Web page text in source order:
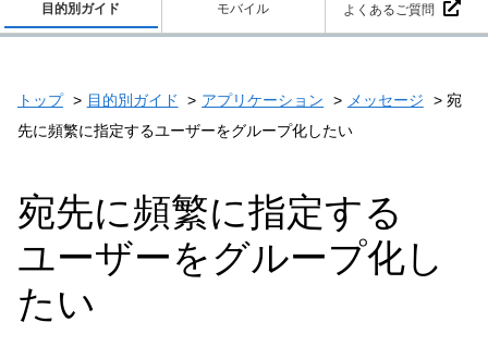
目的別ガイド モバイル よくあるご質問
トップ 目的別ガイド アプリケーション メッセージ
宛
先に頻繁に指定するユーザーをグループ化したい
宛先に頻繁に指定する
ユーザーをグループ化し
たい